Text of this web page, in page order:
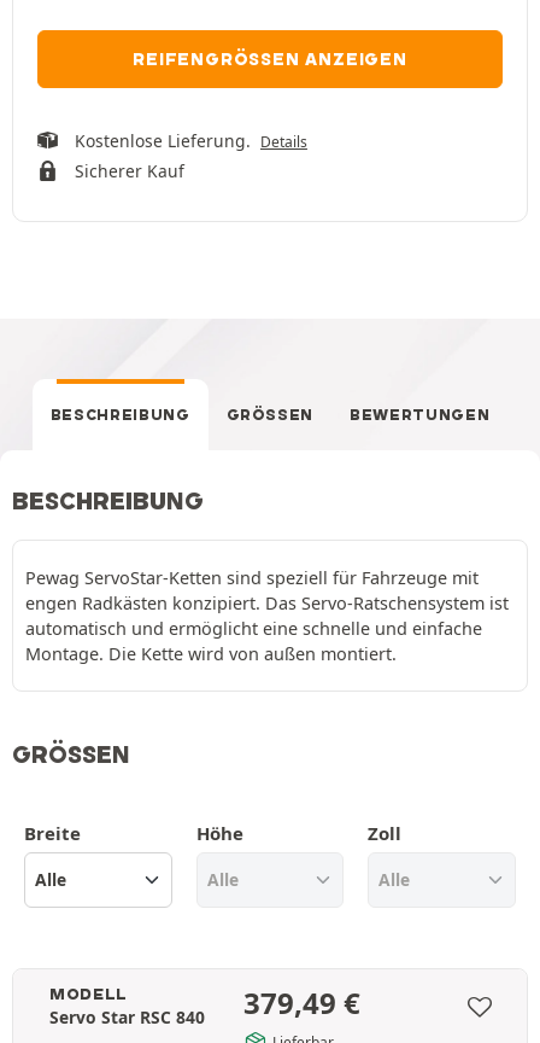
REIFENGRÖSSEN ANZEIGEN
Kostenlose Lieferung. Details
Sicherer Kauf
BESCHREIBUNG GRÖSSEN BEWERTUNGEN
BESCHREIBUNG
Pewag ServoStar-Ketten sind speziell für Fahrzeuge mit
engen Radkästen konzipiert. Das Servo-Ratschensystem ist
automatisch und ermöglicht eine schnelle und einfache
Montage. Die Kette wird von außen montiert.
GRÖSSEN
Breite Höhe Zoll
MODELL
Servo Star RSC 840 379,49 €